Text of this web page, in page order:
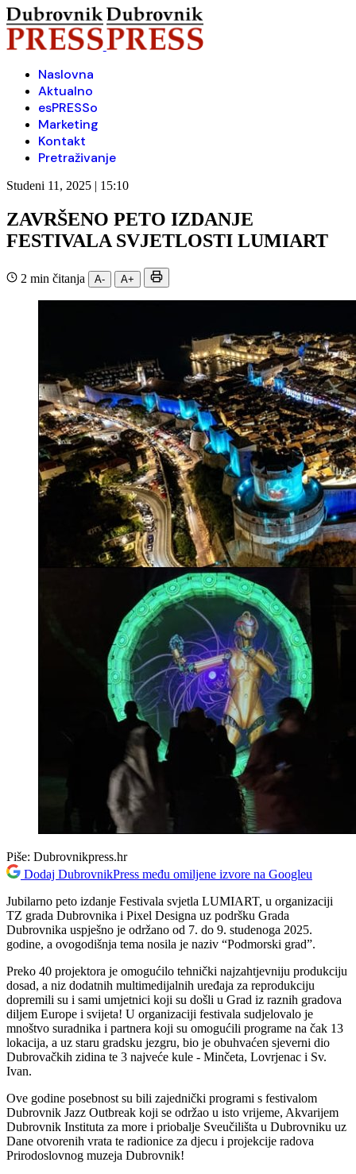
Naslovna
Aktualno
esPRESSo
Marketing
Kontakt
Pretraživanje
Studeni 11, 2025 | 15:10
ZAVRŠENO PETO IZDANJE
FESTIVALA SVJETLOSTI LUMIART
2 min čitanja A- A+
Piše: Dubrovnikpress.hr
Dodaj DubrovnikPress među omiljene izvore na Googleu
Jubilarno peto izdanje Festivala svjetla LUMIART, u organizaciji
TZ grada Dubrovnika i Pixel Designa uz podršku Grada
Dubrovnika uspješno je održano od 7. do 9. studenoga 2025.
godine, a ovogodišnja tema nosila je naziv “Podmorski grad”.
Preko 40 projektora je omogućilo tehnički najzahtjevniju produkciju
dosad, a niz dodatnih multimedijalnih uređaja za reprodukciju
dopremili su i sami umjetnici koji su došli u Grad iz raznih gradova
diljem Europe i svijeta! U organizaciji festivala sudjelovalo je
mnoštvo suradnika i partnera koji su omogućili programe na čak 13
lokacija, a uz staru gradsku jezgru, bio je obuhvaćen sjeverni dio
Dubrovačkih zidina te 3 najveće kule - Minčeta, Lovrjenac i Sv.
Ivan.
Ove godine posebnost su bili zajednički programi s festivalom
Dubrovnik Jazz Outbreak koji se održao u isto vrijeme, Akvarijem
Dubrovnik Instituta za more i priobalje Sveučilišta u Dubrovniku uz
Dane otvorenih vrata te radionice za djecu i projekcije radova
Prirodoslovnog muzeja Dubrovnik!